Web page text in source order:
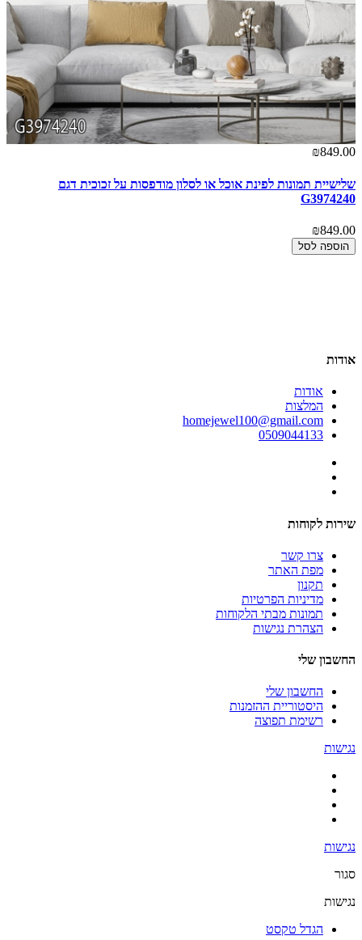
₪849.00
שלישיית תמונות לפינת אוכל או לסלון מודפסות על זכוכית דגם
G3974240
₪849.00
הוספה לסל
אודות
אודות
המלצות
homejewel100@gmail.com
0509044133
שירות לקוחות
צרו קשר
מפת האתר
תקנון
מדיניות הפרטיות
תמונות מבתי הלקוחות
הצהרת נגישות
החשבון שלי
החשבון שלי
היסטוריית ההזמנות
רשימת תפוצה
נגישות
נגישות
סגור
נגישות
הגדל טקסט